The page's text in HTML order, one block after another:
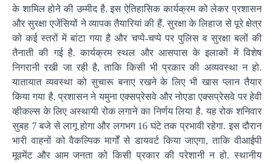
के शामिल होने की उम्मीद है. इस ऐतिहासिक कार्यक्रम को लेकर प्रशासन
और सुरक्षा एजेंसियों ने व्यापक तैयारियां की हैं. सुरक्षा के लिहाज से पूरे क्षेत्र
को कई स्तरों में बांटा गया है और चप्पे-चप्पे पर पुलिस व सुरक्षा बलों की
तैनाती की गई है. कार्यक्रम स्थल और आसपास के इलाकों में विशेष
निगरानी रखी जा रही है, ताकि किसी भी प्रकार की अव्यवस्था न हो.
यातायात व्यवस्था को सुचारू बनाए रखने के लिए भी खास प्लान तैयार
किया गया है. प्रशासन ने यमुना एक्सप्रेसवे और नोएडा एक्सप्रेसवे पर हेवी
व्‍हीकल्‍स के लिए अस्थायी रोक लगाने का निर्णय लिया है. यह रोक शनिवार
सुबह 7 बजे से लागू होगा और लगभग 16 घंटे तक प्रभावी रहेगा. इस दौरान
भारी वाहनों को वैकल्पिक मार्गों से डायवर्ट किया जाएगा, ताकि वीआईपी
मूवमेंट और आम जनता को किसी प्रकार की परेशानी न हो. स्थानीय